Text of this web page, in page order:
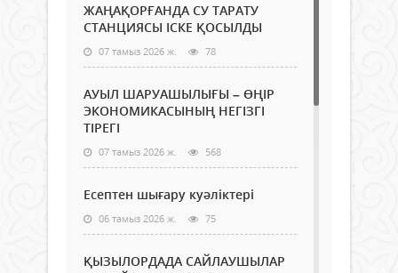
ЖАҢАҚОРҒАНДА СУ ТАРАТУ
СТАНЦИЯСЫ ІСКЕ ҚОСЫЛДЫ
07 тамыз 2026 ж. 78
АУЫЛ ШАРУАШЫЛЫҒЫ – ӨҢІР
ЭКОНОМИКАСЫНЫҢ НЕГІЗГІ
ТІРЕГІ
07 тамыз 2026 ж. 568
Есептен шығару куәліктері
06 тамыз 2026 ж. 75
ҚЫЗЫЛОРДАДА САЙЛАУШЫЛАР